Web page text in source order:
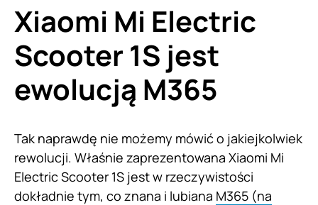
Xiaomi Mi Electric
Scooter 1S jest
ewolucją M365
Tak naprawdę nie możemy mówić o jakiejkolwiek
rewolucji. Właśnie zaprezentowana Xiaomi Mi
Electric Scooter 1S jest w rzeczywistości
dokładnie tym, co znana i lubiana M365 (na